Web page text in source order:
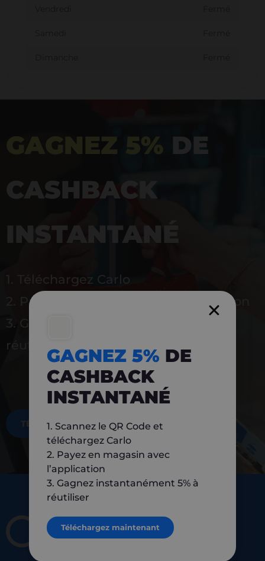
GAGNEZ 5% DE
CASHBACK
INSTANTANÉ
1. Téléchargez Carlo
2. Payez en magasin avec l’application
3. Gagnez instantanément 5 % à
réutiliser
TÉLÉCHARGEZ MAINTENANT
GAGNEZ 5% DE
CASHBACK
INSTANTANÉ
1. Scannez le QR Code et
téléchargez Carlo
2. Payez en magasin avec
l’application
3. Gagnez instantanément 5% à
réutiliser
Téléchargez maintenant